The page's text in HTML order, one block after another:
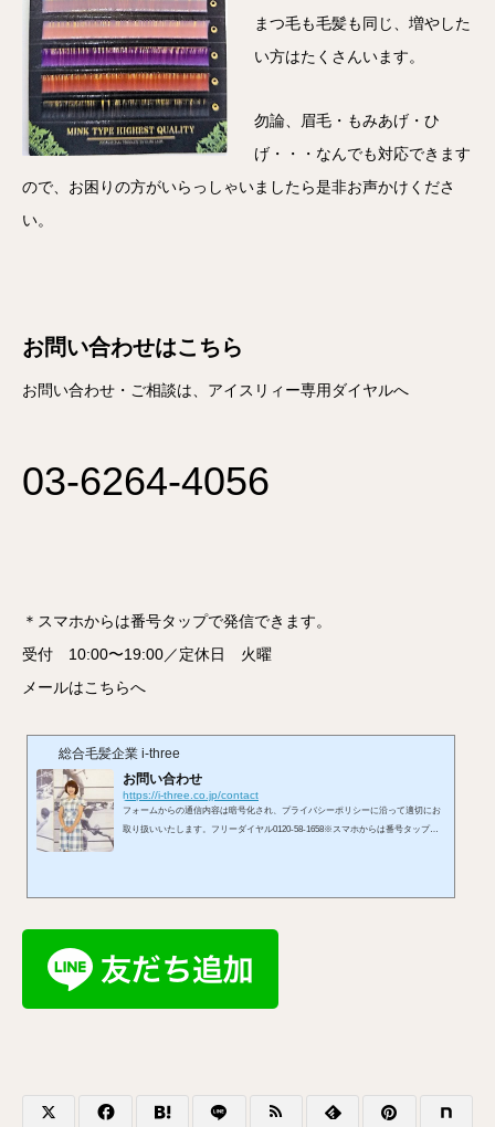
まつ毛も毛髪も同じ、増やした
い方はたくさんいます。
勿論、眉毛・もみあげ・ひ
げ・・・なんでも対応できます
ので、お困りの方がいらっしゃいましたら是非お声かけくださ
い。
お問い合わせはこちら
お問い合わせ・ご相談は、アイスリィー専用ダイヤルへ
03-6264-4056
＊スマホからは番号タップで発信できます。
受付 10:00〜19:00／定休日 火曜
メールはこちらへ
総合毛髪企業 i-three
お問い合わせ
https://i-three.co.jp/contact
フォームからの通信内容は暗号化され、プライバシーポリシーに沿って適切にお
取り扱いいたします。フリーダイヤル0120-58-1658※スマホからは番号タップで